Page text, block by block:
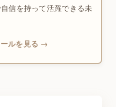
信を持って活躍できる未
ルを見る